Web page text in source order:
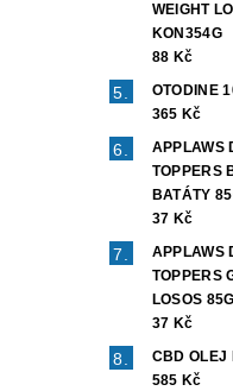
WEIGHT
KON354G
88 Kč
OTODINE
365 Kč
APPLAWS
TOPPERS
BATÁTY
37 Kč
APPLAWS
TOPPERS
LOSOS 85G
37 Kč
CBD OLEJ
585 Kč